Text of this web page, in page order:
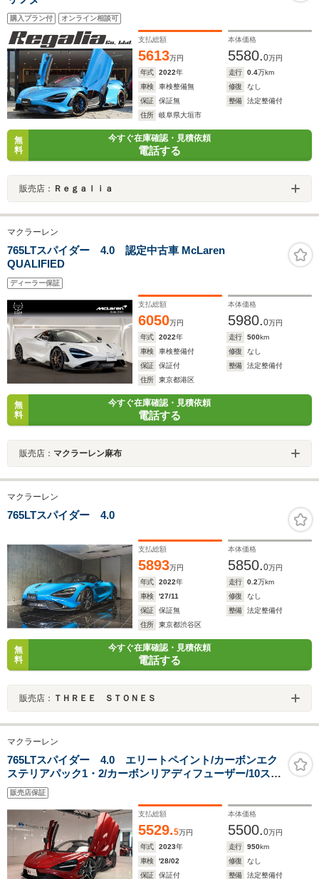
購入プラン付 オンライン相談可
支払総額
5613万円
本体価格
5580.0万円
年式
2022年 走行 0.4万km
車検
車検整備無 修復
なし
保証
保証無 整備
法定整備付
住所
岐阜県大垣市
無
料
今すぐ在庫確認・見積依頼
電話する
販売店： Ｒｅｇａｌｉａ
マクラーレン
765LTスパイダー 4.0 認定中古車 McLaren
QUALIFIED
ディーラー保証
支払総額
6050万円
本体価格
5980.0万円
年式
2022年 走行 500km
車検
車検整備付 修復
なし
保証
保証付 整備
法定整備付
住所
東京都港区
無
料
今すぐ在庫確認・見積依頼
電話する
販売店： マクラーレン麻布
マクラーレン
765LTスパイダー 4.0
支払総額
5893万円
本体価格
5850.0万円
年式
2022年 走行 0.2万km
車検
'27/11 修復
なし
保証
保証無 整備
法定整備付
住所
東京都渋谷区
無
料
今すぐ在庫確認・見積依頼
電話する
販売店： ＴＨＲＥＥ ＳＴＯＮＥＳ
マクラーレン
765LTスパイダー 4.0 エリートペイント/カーボンエク
ステリアパック1・2/カーボンリアディフューザー/10スポ
ークスーパーライトウエイトホイール/カーボンサイドシ
ルパネル/カーボンフロントエアインテーク/アルカンタラ
インテリア
販売店保証
支払総額
5529.5万円
本体価格
5500.0万円
年式
2023年 走行 950km
車検
'28/02 修復
なし
保証
保証付 整備 法定整備付